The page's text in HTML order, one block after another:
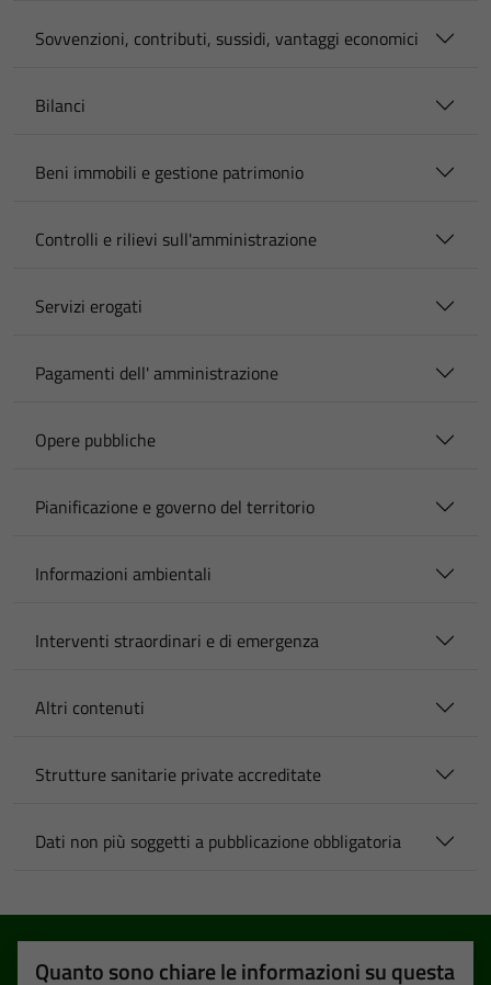
Sovvenzioni, contributi, sussidi, vantaggi economici
Bilanci
Beni immobili e gestione patrimonio
Controlli e rilievi sull'amministrazione
Servizi erogati
Pagamenti dell' amministrazione
Opere pubbliche
Pianificazione e governo del territorio
Informazioni ambientali
Interventi straordinari e di emergenza
Altri contenuti
Strutture sanitarie private accreditate
Dati non più soggetti a pubblicazione obbligatoria
Quanto sono chiare le informazioni su questa